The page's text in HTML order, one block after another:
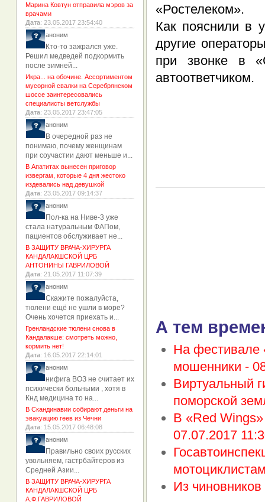
«Ростелеком».
Как пояснили в
другие
при звонке в
автоответчиком.
А тем
На фестивале
мошенники -
Виртуальный
поморской
В «Red
07.07.2017
Из
Марина Ковтун отправила мэров за
врачами
Дата: 23.05.2017 23:54:40
аноним
Кто-то зажрался уже.
Решил медведей подкормить
после зимней...
Икра... на обочине. Ассортиментом
мусорной свалки на Серебрянском
шоссе заинтересовались
специалисты ветслужбы
Дата: 23.05.2017 23:47:05
аноним
В очередной раз не
понимаю, почему женщинам
при соучастии дают меньше и...
В Апатитах вынесен приговор
извергам, которые 4 дня жестоко
издевались над девушкой
Дата: 23.05.2017 09:14:37
аноним
Пол-ка на Ниве-3 уже
стала натуральным ФАПом,
пациентов обслуживает не...
В ЗАЩИТУ ВРАЧА-ХИРУРГА
КАНДАЛАКШСКОЙ ЦРБ
АНТОНИНЫ ГАВРИЛОВОЙ
Дата: 21.05.2017 11:07:39
аноним
Скажите пожалуйста,
тюлени ещё не ушли в море?
Очень хочется приехать и...
Гренландские тюлени снова в
Кандалакше: смотреть можно,
кормить нет!
Дата: 16.05.2017 22:14:01
аноним
нифига ВОЗ не считает их
психически больными , хотя в
Кнд медицина то на...
В Скандинавии собирают деньги на
эвакуацию геев из Чечни
Дата: 15.05.2017 06:48:08
аноним
Правильно своих русских
увольняем, гастрбайтеров из
Средней Азии...
В ЗАЩИТУ ВРАЧА-ХИРУРГА
КАНДАЛАКШСКОЙ ЦРБ
А.Ф.ГАВРИЛОВОЙ